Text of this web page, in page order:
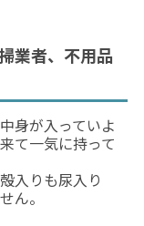
業者、不用品
身が入っていよ
て一気に持って
入りも尿入り
ん。